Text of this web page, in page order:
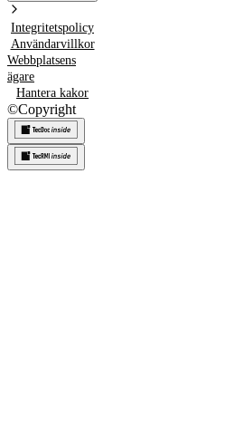
Integritetspolicy
Användarvillkor
Webbplatsens
ägare
Hantera kakor
©Copyright